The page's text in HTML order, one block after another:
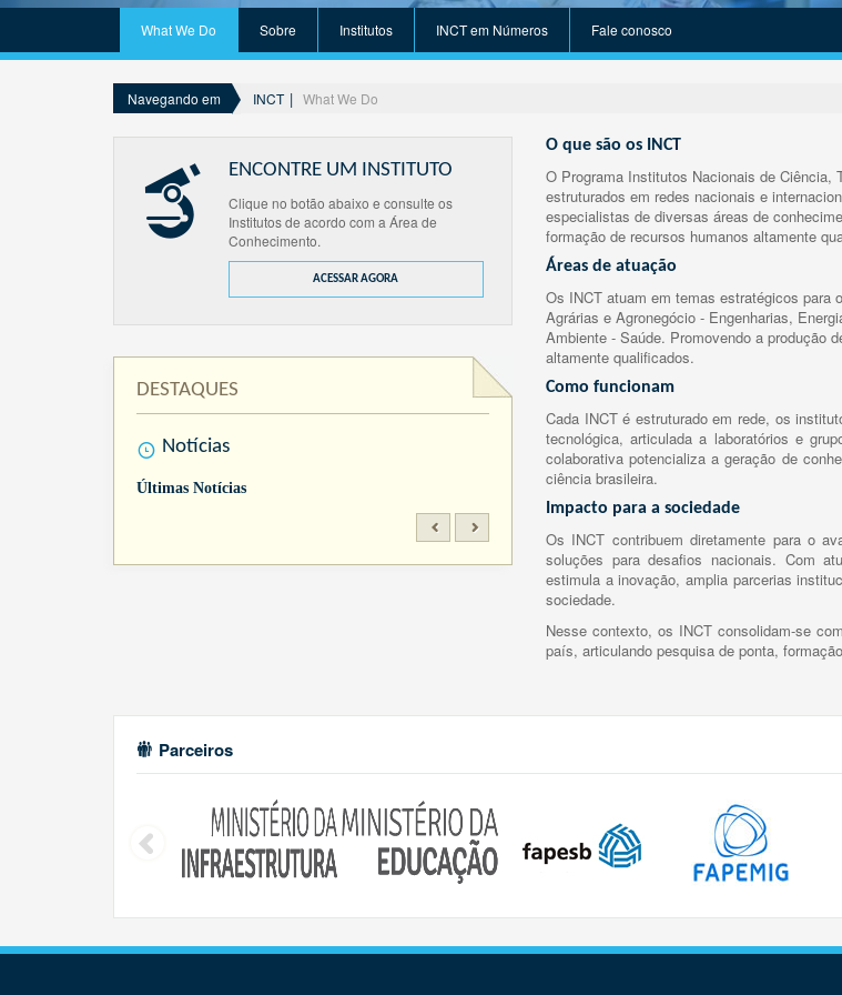
What We Do Sobre Institutos INCT em Números Fale conosco
Navegando em INCT What We Do
ENCONTRE UM INSTITUTO
Clique no botão abaixo e consulte os
Institutos de acordo com a Área de
Conhecimento.
ACESSAR AGORA
DESTAQUES
Notícias
Últimas Notícias
O que são os INCT
O Programa Institutos Nacionais de Ciência,
estruturados em redes nacionais e
especialistas de diversas áreas de
formação de recursos humanos altamente
Áreas de atuação
Os INCT atuam em temas estratégicos para
Agrárias e Agronegócio - Engenharias,
Ambiente - Saúde. Promovendo a produção
altamente qualificados.
Como funcionam
Cada INCT é estruturado em rede, os
tecnológica, articulada a laboratórios e
colaborativa potencializa a geração de
ciência brasileira.
Impacto para a sociedade
Os INCT contribuem diretamente para o
soluções para desafios nacionais. Com
estimula a inovação, amplia parcerias
sociedade.
Nesse contexto, os INCT consolidam-se
país, articulando pesquisa de ponta,
Parceiros